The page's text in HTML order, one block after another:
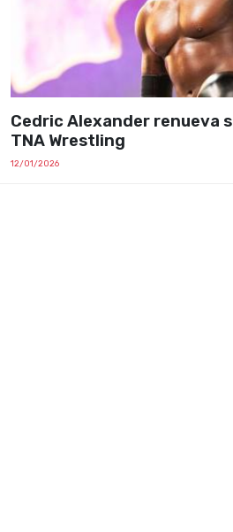
Cedric Alexander renueva
TNA Wrestling
12/01/2026